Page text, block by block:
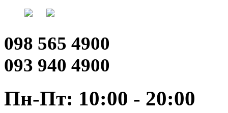
098 565 4900
093 940 4900
Пн-Пт: 10:00 - 20:00